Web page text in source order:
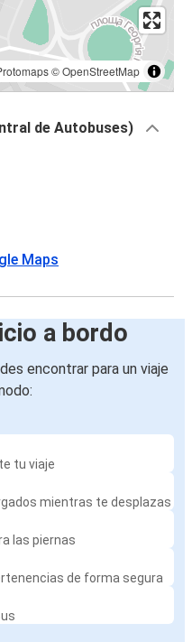
©OpenStreetMap
de Autobuses)
Maps
a bordo
encontrar para un viaje
tu viaje
mientras te desplazas
las piernas
de forma segura